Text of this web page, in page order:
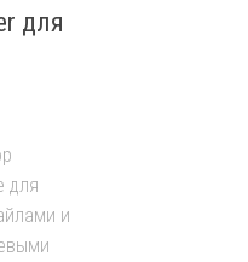
для
для
и